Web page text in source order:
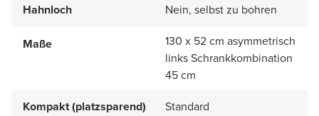
Hahnloch Nein, selbst zu bohren
Maße
130 x 52 cm asymmetrisch
links Schrankkombination
45 cm
Kompakt (platzsparend)
Standard